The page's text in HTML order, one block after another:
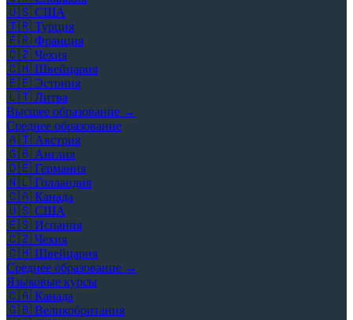
🇺🇸 США
🇹🇷 Турция
🇫🇷 Франция
🇨🇿 Чехия
🇨🇭 Швейцария
🇪🇪 Эстония
🇱🇹 Литва
Высшее образование →
Среднее образование
🇦🇹 Австрия
🇬🇧 Англия
🇩🇪 Германия
🇳🇱 Голландия
🇨🇦 Канада
🇺🇸 США
🇪🇸 Испания
🇨🇿 Чехия
🇨🇭 Швейцария
Среднее образование →
Языковые курсы
🇨🇦 Канада
🇬🇧 Великобритания